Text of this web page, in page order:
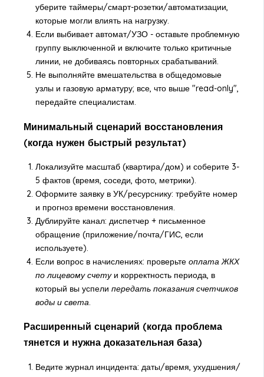
уберите таймеры/смарт-розетки/автоматизации,
которые могли влиять на нагрузку.
Если выбивает автомат/УЗО - оставьте проблемную
группу выключенной и включите только критичные
линии, не добиваясь повторных срабатываний.
Не выполняйте вмешательства в общедомовые
узлы и газовую арматуру; все, что выше "read-only",
передайте специалистам.
Минимальный сценарий восстановления
(когда нужен быстрый результат)
Локализуйте масштаб (квартира/дом) и соберите 3-
5 фактов (время, соседи, фото, метрики).
Оформите заявку в УК/ресурснику: требуйте номер
и прогноз времени восстановления.
Дублируйте канал: диспетчер + письменное
обращение (приложение/почта/ГИС, если
используете).
Если вопрос в начислениях: проверьте оплата ЖКХ
по лицевому счетуи корректность периода, в
который вы успели передать показания счетчиков
воды и света.
Расширенный сценарий (когда проблема
тянется и нужна доказательная база)
Ведите журнал инцидента: даты/время, ухудшения/